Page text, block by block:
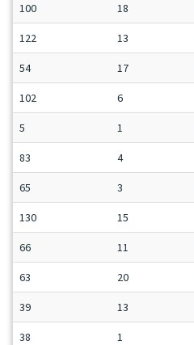
100 18
122 13
54 17
102 6
5 1
83 4
65 3
130 15
66 11
63 20
39 13
38 1